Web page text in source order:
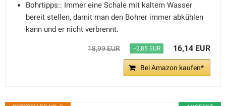
Bohrtipps:: Immer eine Schale mit kaltem Wasser
bereit stellen, damit man den Bohrer immer abkühlen
kann und er nicht verbrennt.
18,99 EUR −2,85 EUR 16,14 EUR
Bei Amazon kaufen*